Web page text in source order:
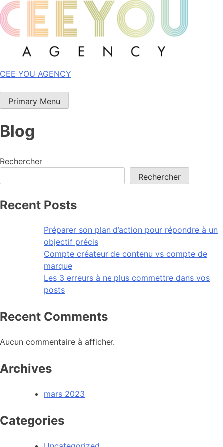
Skip
to
content
CEE YOU AGENCY
Primary Menu
Blog
Rechercher
Rechercher
Recent Posts
Préparer son plan d’action pour répondre à un
objectif précis
Compte créateur de contenu vs compte de
marque
Les 3 erreurs à ne plus commettre dans vos
posts
Recent Comments
Aucun commentaire à afficher.
Archives
mars 2023
Categories